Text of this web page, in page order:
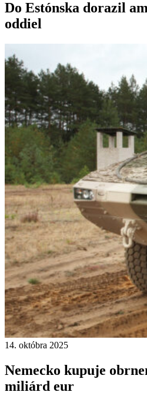
Do Estónska dorazil
oddiel
14. októbra 2025
Nemecko kupuje
miliárd eur